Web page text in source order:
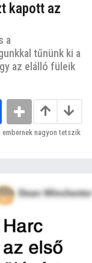
kapott az
a
tűnünk ki a
az elálló füleik
embernek nagyon tetszik